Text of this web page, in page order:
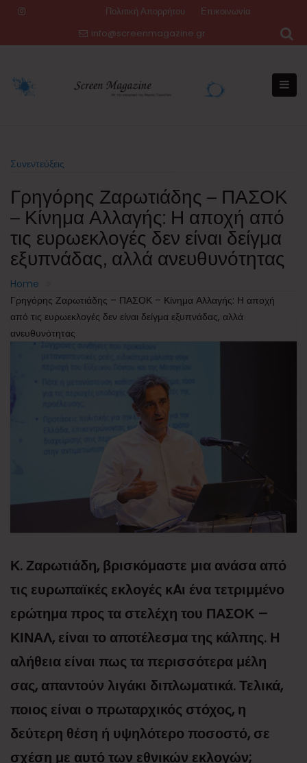
Πολιτική Απορρήτου
Επικοινωνία
info@screenmagazine.gr
Συνεντεύξεις
Γρηγόρης Ζαρωτιάδης – ΠΑΣΟΚ
– Κίνημα Αλλαγής: Η αποχή από
τις ευρωεκλογές δεν είναι δείγμα
εξυπνάδας, αλλά ανευθυνότητας
Home
Γρηγόρης Ζαρωτιάδης – ΠΑΣΟΚ – Κίνημα Αλλαγής: Η αποχή
από τις ευρωεκλογές δεν είναι δείγμα εξυπνάδας, αλλά
ανευθυνότητας
Κ. Ζαρωτιάδη, βρισκόμαστε μια ανάσα από
τις ευρωπαϊκές εκλογές κAι ένα τετριμμένο
ερώτημα προς τα στελέχη του ΠΑΣΟΚ –
ΚΙΝΑΛ, είναι το αποτέλεσμα της κάλπης. Η
αλήθεια είναι πως τα περισσότερα μέλη
σας, απαντούν λιγάκι διπλωματικά. Τελικά,
ποιος είναι ο πρωταρχικός στόχος, η
δεύτερη θέση ή υψηλότερο ποσοστό, σε
σχέση με αυτό των εθνικών εκλογών;